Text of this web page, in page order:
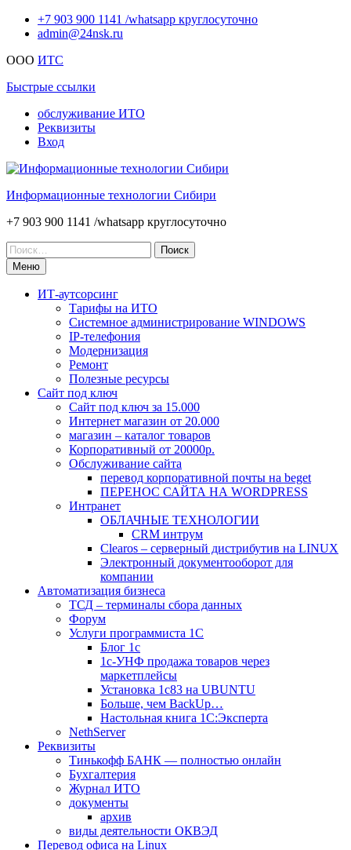
Перейти+7 903 900 1141 /whatsapp круглосуточно
admin@24nsk.ru
ООО ИТС
Быстрые ссылки
обслуживание ИТО
Реквизиты
Вход
Информационные технологии Сибири
+7 903 900 1141 /whatsapp круглосуточно
Искать:
Меню
ИТ-аутсорсинг
Тарифы на ИТО
Системное администрирование WINDOWS
IP-телефония
Модернизация
Ремонт
Полезные ресурсы
Сайт под ключ
Сайт под ключ за 15.000
Интернет магазин от 20.000
магазин – каталог товаров
Корпоративный от 20000р.
Обслуживание сайта
перевод корпоративной почты на beget
ПЕРЕНОС САЙТА НА WORDPRESS
Интранет
ОБЛАЧНЫЕ ТЕХНОЛОГИИ
CRM интрум
Сlearos – серверный дистрибутив на LINUX
Электронный документооборот для
компании
Автоматизация бизнеса
ТСД – терминалы сбора данных
Форум
Услуги программиста 1С
Блог 1с
1с-УНФ продажа товаров через
маркетплейсы
Установка 1с83 на UBUNTU
Больше, чем BackUp…
Настольная книга 1С:Эксперта
NethServer
Реквизиты
Тинькофф БАНК — полностью онлайн
Бухгалтерия
Журнал ИТО
документы
архив
виды деятельности ОКВЭД
Перевод офиса на Linux